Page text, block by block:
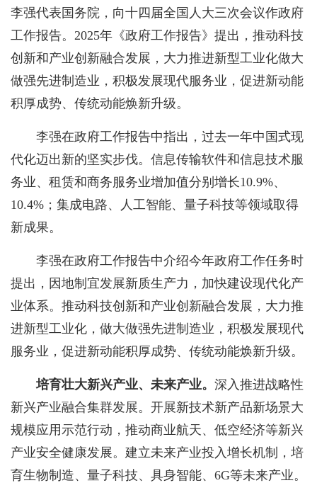
李强代表国务院，向十四届全国人大三次会议作政府
工作报告。2025年《政府工作报告》提出，推动科技
创新和产业创新融合发展，大力推进新型工业化做大
做强先进制造业，积极发展现代服务业 ， 促进新动能
积厚成势、传统动能焕新升级。
李强在政府工作报告中指出，过去一年中国式现
代化迈出新的坚实步伐。信息传输软件和信息技术服
务业、租赁和商务服务业增加值分别增长10.9%、
10.4%；集成电路、人工智能、量子科技等领域取得
新成果。
李强在政府工作报告中介绍今年政府工作任务时
提出，因地制宜发展新质生产力，加快建设现代化产
业体系。推动科技创新和产业创新融合发展，大力推
进新型工业化，做大做强先进制造业，积极发展现代
服务业，促进新动能积厚成势、传统动能焕新升级。
培育壮大新兴产业、未来产业。 深入推进战略性
新兴产业融合集群发展。开展新技术新产品新场景大
规模应用示范行动，推动商业航天、低空经济等新兴
产业安全健康发展。建立未来产业投入增长机制，培
育生物制造、量子科技、具身智能、6G等未来产业。